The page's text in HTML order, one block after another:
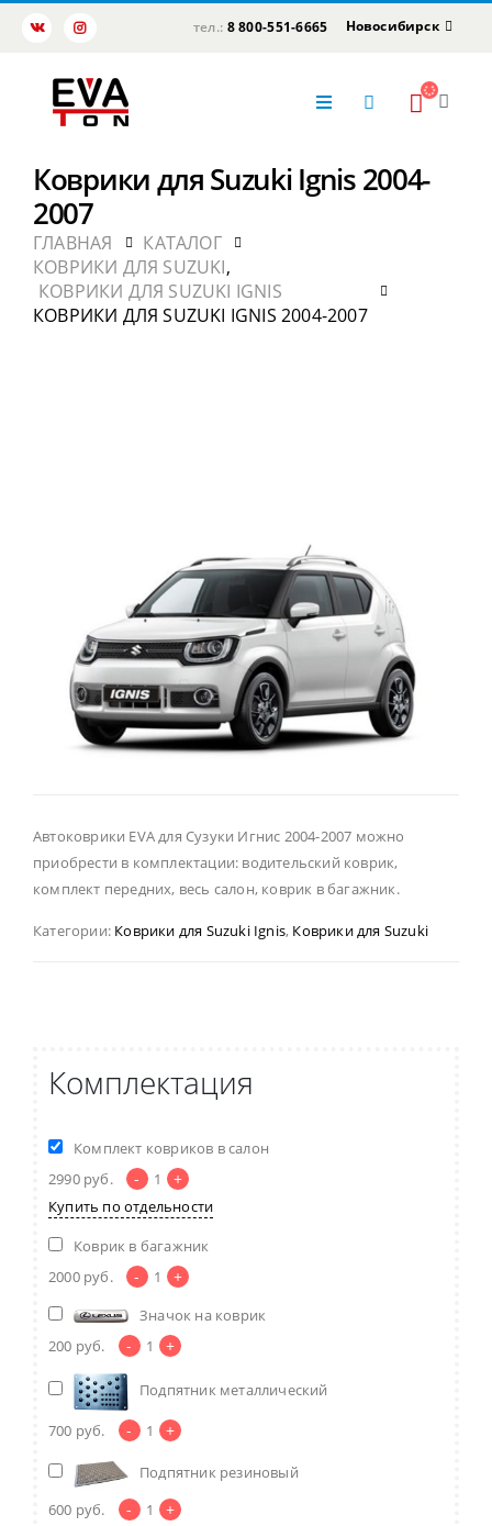
тел.: 8 800-551-6665 Новосибирск
Коврики для Suzuki Ignis 2004-
2007
ГЛАВНАЯ
КАТАЛОГ
КОВРИКИ ДЛЯ SUZUKI,
КОВРИКИ ДЛЯ SUZUKI IGNIS
КОВРИКИ ДЛЯ SUZUKI IGNIS 2004-2007
Автоковрики EVA для Сузуки Игнис 2004-2007 можно
приобрести в комплектации: водительский коврик,
комплект передних, весь салон, коврик в багажник.
Категории: Коврики для Suzuki Ignis, Коврики для Suzuki
Комплектация
Комплект ковриков в салон
2990 руб. - 1 +
Купить по отдельности
Коврик в багажник
2000 руб. - 1 +
Значок на коврик
200 руб. - 1 +
Подпятник металлический
700 руб. - 1 +
Подпятник резиновый
600 руб. - 1 +